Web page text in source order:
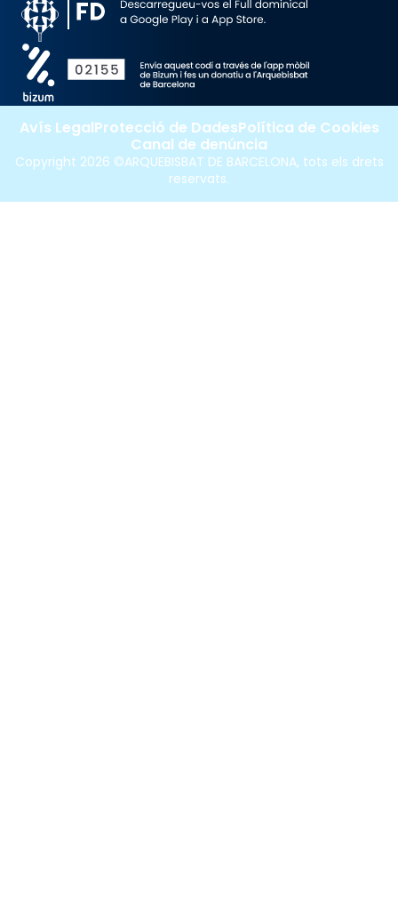
Copyright 2026 ©ARQUEBISBAT DE BARCELONA, tots els drets
reservats.
Avís LegalProtecció de DadesPolítica de Cookies
Canal de denúncia